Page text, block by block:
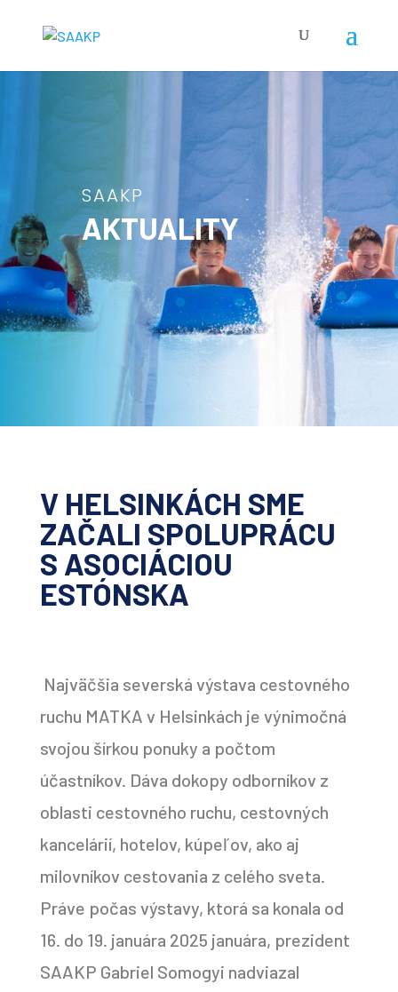
SAAKP
AKTUALITY
V HELSINKÁCH SME
ZAČALI SPOLUPRÁCU
S ASOCIÁCIOU
ESTÓNSKA
Najväčšia severská výstava cestovného
ruchu MATKA v Helsinkách je výnimočná
svojou šírkou ponuky a počtom
účastníkov. Dáva dokopy odborníkov z
oblasti cestovného ruchu, cestovných
kancelárií, hotelov, kúpeľov, ako aj
milovníkov cestovania z celého sveta.
Práve počas výstavy, ktorá sa konala od
16. do 19. januára 2025 januára, prezident
SAAKP Gabriel Somogyi nadviazal